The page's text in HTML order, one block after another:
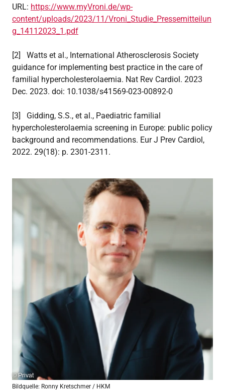
URL: https://www.myVroni.de/wp-
content/uploads/2023/11/Vroni_Studie_Pressemitteilun
g_14112023_1.pdf
[2] Watts et al., International Atherosclerosis Society
guidance for implementing best practice in the care of
familial hypercholesterolaemia. Nat Rev Cardiol. 2023
Dec. 2023. doi: 10.1038/s41569-023-00892-0
[3] Gidding, S.S., et al., Paediatric familial
hypercholesterolaemia screening in Europe: public policy
background and recommendations. Eur J Prev Cardiol,
2022. 29(18): p. 2301-2311.
© Privat
Bildquelle: Ronny Kretschmer / HKM